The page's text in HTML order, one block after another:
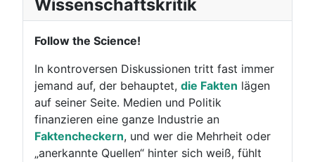
Wissenschaftskritik
Follow the Science!
In kontroversen Diskussionen tritt fast immer
jemand auf, der behauptet, die Fakten lägen
auf seiner Seite. Medien und Politik
finanzieren eine ganze Industrie an
Faktencheckern, und wer die Mehrheit oder
„anerkannte Quellen“ hinter sich weiß, fühlt